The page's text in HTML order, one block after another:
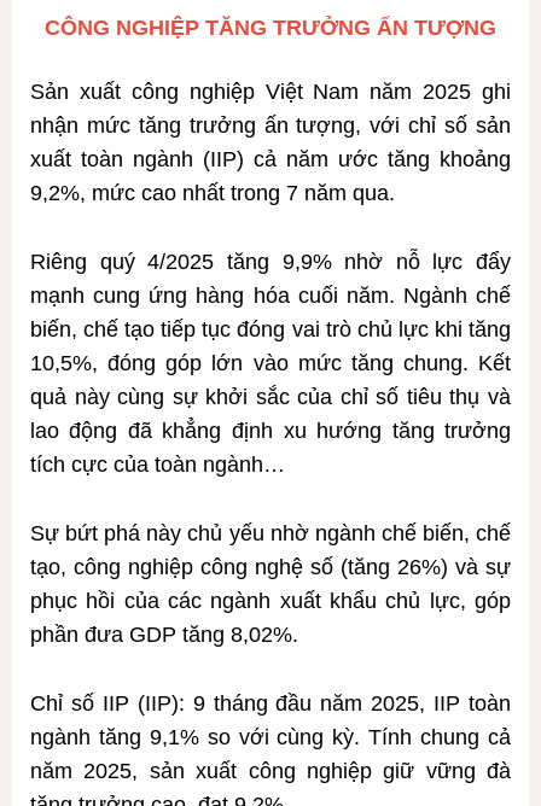
CÔNG NGHIỆP TĂNG TRƯỞNG ẤN TƯỢNG
Sản xuất công nghiệp Việt Nam năm 2025 ghi
nhận mức tăng trưởng ấn tượng, với chỉ số sản
xuất toàn ngành (IIP) cả năm ước tăng khoảng
9,2%, mức cao nhất trong 7 năm qua.
Riêng quý 4/2025 tăng 9,9% nhờ nỗ lực đẩy
mạnh cung ứng hàng hóa cuối năm. Ngành chế
biến, chế tạo tiếp tục đóng vai trò chủ lực khi tăng
10,5%, đóng góp lớn vào mức tăng chung. Kết
quả này cùng sự khởi sắc của chỉ số tiêu thụ và
lao động đã khẳng định xu hướng tăng trưởng
tích cực của toàn ngành…
Sự bứt phá này chủ yếu nhờ ngành chế biến, chế
tạo, công nghiệp công nghệ số (tăng 26%) và sự
phục hồi của các ngành xuất khẩu chủ lực, góp
phần đưa GDP tăng 8,02%.
Chỉ số IIP (IIP): 9 tháng đầu năm 2025, IIP toàn
ngành tăng 9,1% so với cùng kỳ. Tính chung cả
năm 2025, sản xuất công nghiệp giữ vững đà